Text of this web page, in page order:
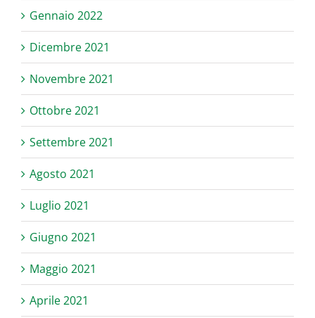
Gennaio 2022
Dicembre 2021
Novembre 2021
Ottobre 2021
Settembre 2021
Agosto 2021
Luglio 2021
Giugno 2021
Maggio 2021
Aprile 2021